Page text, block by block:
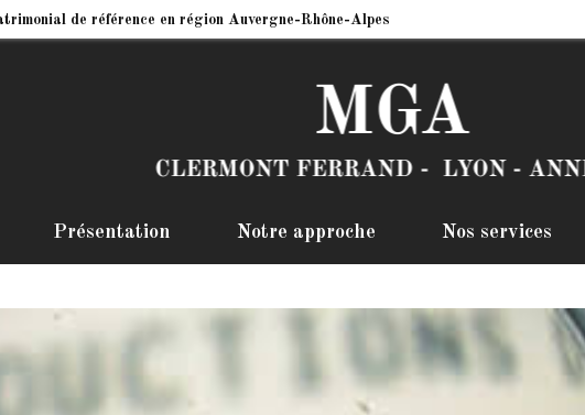
de référence en région Auvergne-Rhône-Alpes
Présentation Notre approche Nos services